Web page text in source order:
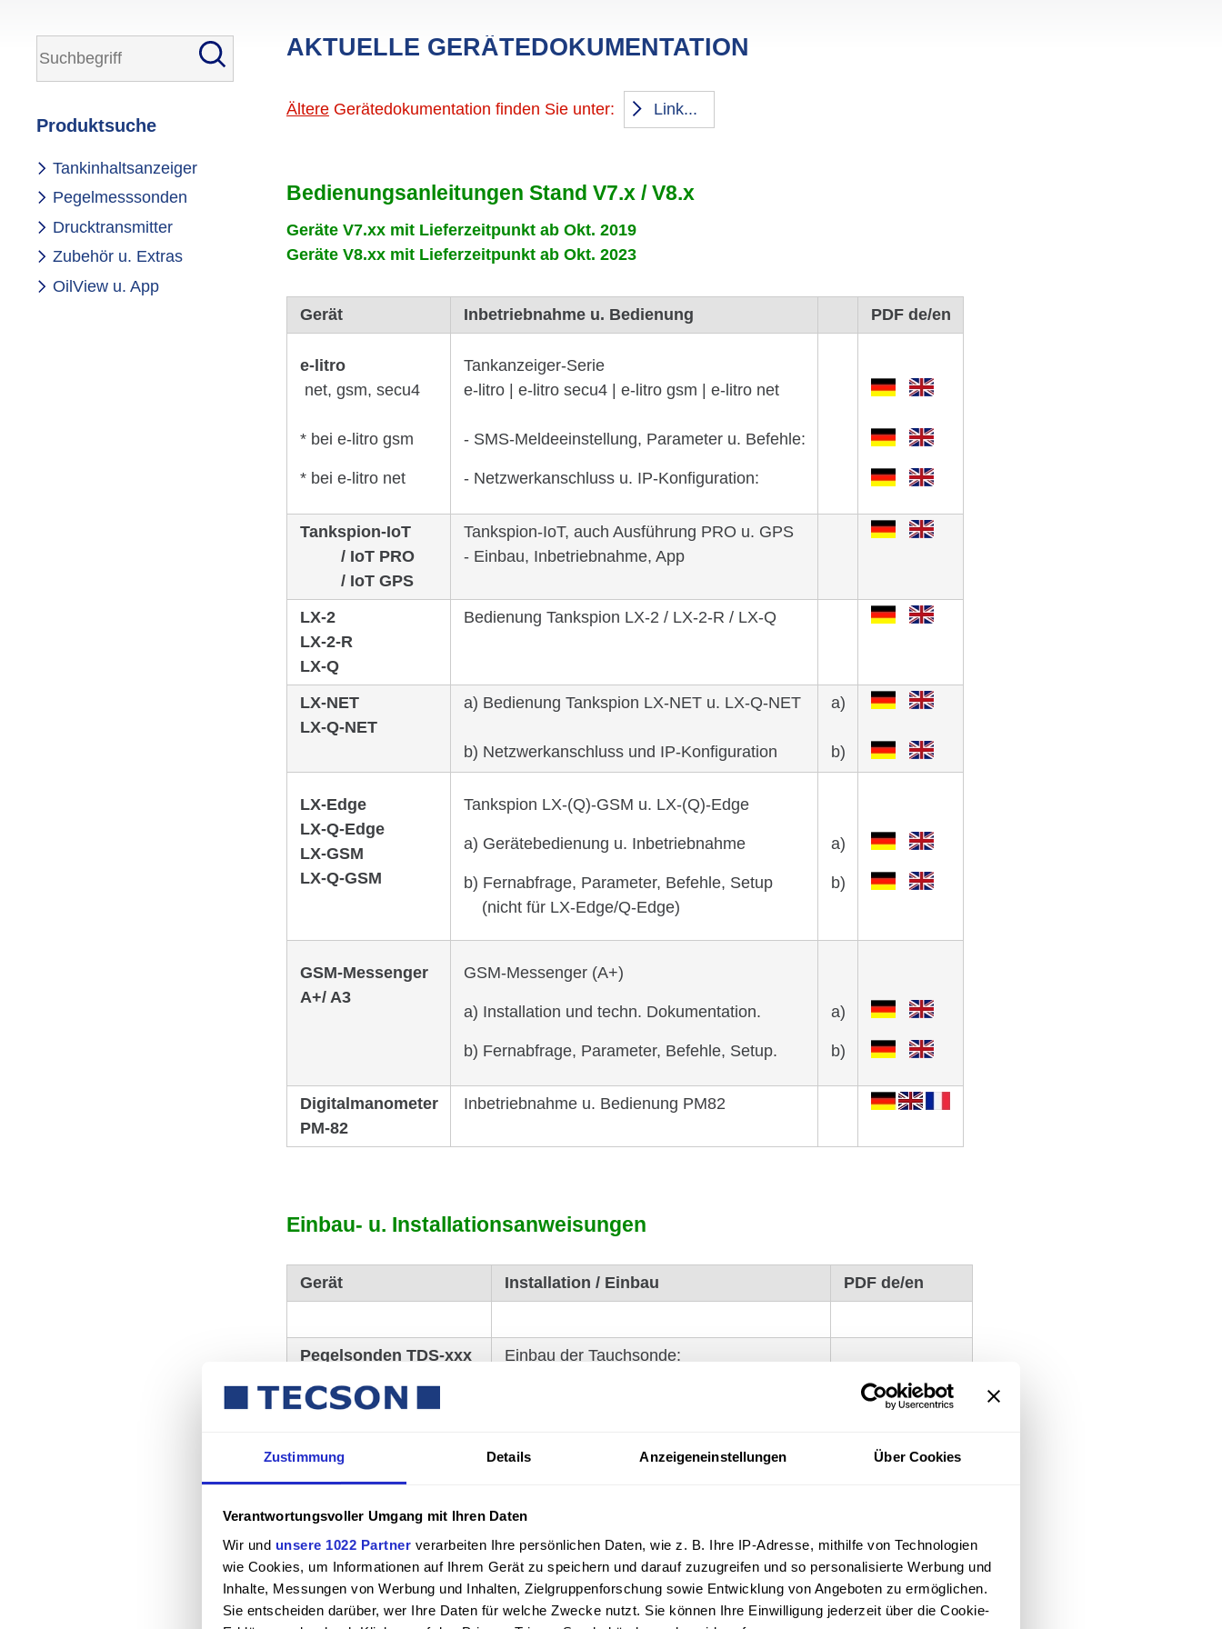
Zustimmung Details Anzeigeneinstellungen Über Cookies
Verantwortungsvoller Umgang mit Ihren Daten
Wir und unsere 1022 Partner verarbeiten Ihre persönlichen Daten, wie z. B. Ihre IP-Adresse, mithilfe von Technologien
wie Cookies, um Informationen auf Ihrem Gerät zu speichern und darauf zuzugreifen und so personalisierte Werbung und
Inhalte, Messungen von Werbung und Inhalten, Zielgruppenforschung sowie Entwicklung von Angeboten zu ermöglichen.
Sie entscheiden darüber, wer Ihre Daten für welche Zwecke nutzt. Sie können Ihre Einwilligung jederzeit über die Cookie-
AKTUELLE GERÄ­TE­DO­KU­MEN­TA­TION
Ältere Gerä­te­do­ku­men­ta­tion finden Sie unter: Link...
Bedie­nungs­an­lei­tungen Stand V7.x / V8.x
Geräte V7.xx mit Liefer­zeit­punkt ab Okt. 2019
Geräte V8.xx mit Liefer­zeit­punkt ab Okt. 2023
Gerät Inbetriebnahme u. Bedienung PDF de/en
e-litro
net, gsm, secu4
* bei e-litro gsm
* bei e-litro net
Tank­an­zeiger-Serie
e-litro | e-litro secu4 | e-litro gsm | e-litro net
- SMS-Melde­ein­stel­lung, Parameter u. Befehle:
- Netz­werk­an­schluss u. IP-Konfi­gu­ra­tion:
Tankspion-IoT
/ IoT PRO
/ IoT GPS
Tankspion-IoT, auch Ausführung PRO u. GPS
- Einbau, Inbetriebnahme, App
LX-2
LX-2-R
LX-Q
Bedienung Tankspion LX-2 / LX-2-R / LX-Q
LX-NET
LX-Q-NET
a) Bedienung Tankspion LX-NET u. LX-Q-NET
b) Netzwerkanschluss und IP-Konfiguration
a)
b)
LX-Edge
LX-Q-Edge
LX-GSM
LX-Q-GSM
Tankspion LX-(Q)-GSM u. LX-(Q)-Edge
a) Gerä­te­be­die­nung u. Inbe­trieb­nahme
b) Fern­ab­frage, Parameter, Befehle, Setup
(nicht für LX-Edge/Q-Edge)
a)
b)
GSM-Messenger
A+/ A3
GSM-Messenger (A+)
a) Instal­la­tion und techn. Doku­men­ta­tion.
b) Fern­ab­frage, Parameter, Befehle, Setup.
a)
b)
Digitalmanometer
PM-82
Inbetriebnahme u. Bedienung PM82
Einbau- u. Instal­la­ti­ons­an­wei­sungen
Gerät Installation / Einbau PDF de/en
Pegelsonden TDS-xxx
Einbau der Tauchsonde:
"
" - Einbau m. Serto-Schutzrohr f. Tauchkabel
Tankanzeiger:
'e-litro'
'e-litro secu4'
Anschluss + Inbetriebnahme 'e-litro'-Geräte
Anschluss und Einbau von 'e-litro secu4'
Produkt­suche
Navi­
ga­
tion
über­
springen
Tank­in­halts­an­zeiger
Pegel­mess­sonden
Druck­trans­mitter
Zubehör u. Extras
OilView u. App